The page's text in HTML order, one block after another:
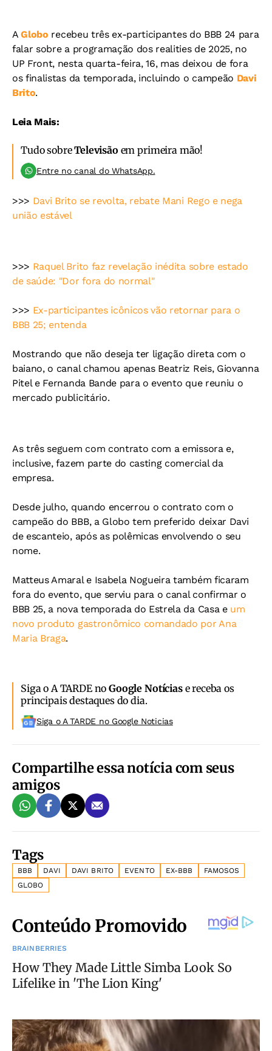
AGlobo recebeu três ex-participantes do BBB 24 para
falar sobre a programação dos realities de 2025, no
UP Front, nesta quarta-feira, 16, mas deixou de fora
os finalistas da temporada, incluindo o campeão Davi
Brito.
Leia Mais:
Tudo sobreTelevisão em primeira mão!
Entre no canal do WhatsApp.
>>> Davi Brito se revolta, rebate Mani Rego e nega
união estável
>>> Raquel Brito faz revelação inédita sobre estado
de saúde: "Dor fora do normal"
>>> Ex-participantes icônicos vão retornar para o
BBB 25; entenda
Mostrando que não deseja ter ligação direta com o
baiano, o canal chamou apenas Beatriz Reis, Giovanna
Pitel e Fernanda Bande para o evento que reuniu o
mercado publicitário.
As três seguem com contrato com a emissora e,
inclusive, fazem parte do casting comercial da
empresa.
Desde julho, quando encerrou o contrato com o
campeão do BBB, a Globo tem preferido deixar Davi
de escanteio, após as polêmicas envolvendo o seu
nome.
Matteus Amaral e Isabela Nogueira também ficaram
fora do evento, que serviu para o canal confirmar o
BBB 25, a nova temporada do Estrela da Casa e um
novo produto gastronômico comandado por Ana
Maria Braga.
Siga o A TARDE noGoogle Notíciase receba os
principais destaques do dia.
Siga o A TARDE no Google Noticias
Compartilhe essa notícia com seus
amigos
Tags
BBB DAVI DAVI BRITO EVENTO EX-BBB
FAMOSOS
GLOBO